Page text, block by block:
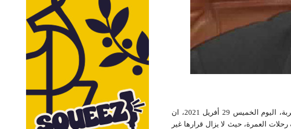
قال وزير الشؤون الدينية أحمد عظوم، في تصريح لمراسلة الجوهرة اف أم في جربة، اليوم الخميس 29 أفريل 2021، ان
العمرة، حيث لا يزال قرارها غير